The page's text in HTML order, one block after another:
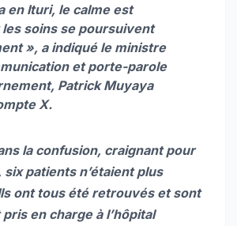
en Ituri, le calme est
soins se poursuivent
», a indiqué le ministre
et porte-parole
Patrick Muyaya
X.
la confusion, craignant pour
patients n’étaient plus
ont tous été retrouvés et sont
en charge à l’hôpital